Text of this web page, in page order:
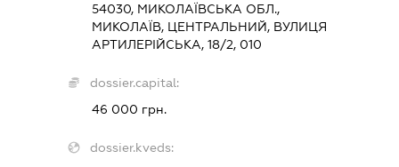
54030, МИКОЛАЇВСЬКА ОБЛ.,
МИКОЛАЇВ, ЦЕНТРАЛЬНИЙ, ВУЛИЦЯ
АРТИЛЕРІЙСЬКА, 18/2, 010
dossier.capital:
46 000 грн.
dossier.kveds: